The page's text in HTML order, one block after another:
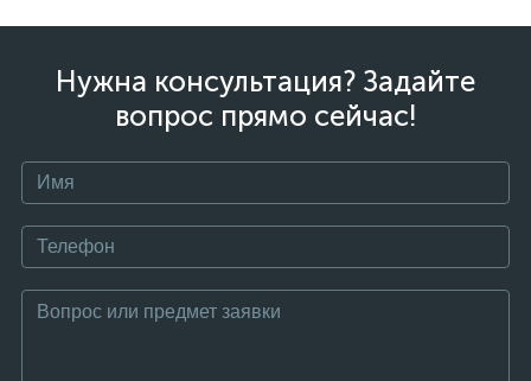
Нужна консультация? Задайте
вопрос прямо сейчас!